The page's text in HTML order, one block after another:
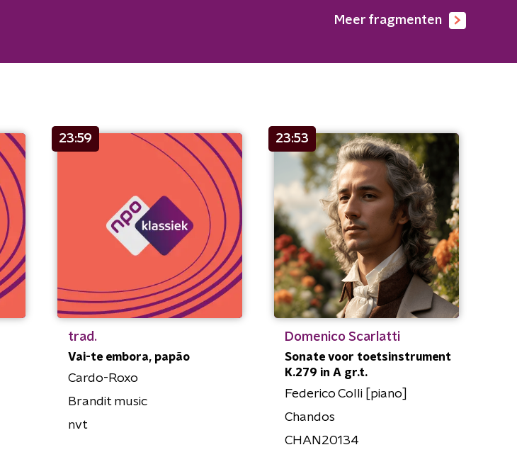
Meer fragmenten
23:59
trad.
Vai-te embora, papão
Cardo-Roxo
Brandit music
nvt
23:53
Domenico Scarlatti
Sonate voor toetsinstrument
K.279 in A gr.t.
Federico Colli [piano]
Chandos
CHAN20134